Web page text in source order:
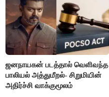
ஜனநாயகன் படத்தால் வெளிவந்த
பாலியல் அத்துமீறல்- சிறுமியின்
அதிர்ச்சி வாக்குமூலம்